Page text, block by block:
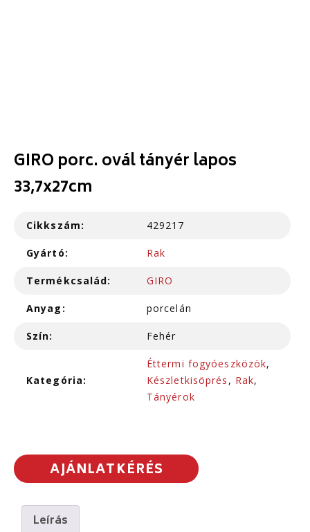
GIRO porc. ovál tányér lapos
33,7x27cm
Cikkszám: 429217
Gyártó: Rak
Termékcsalád: GIRO
Anyag: porcelán
Szín: Fehér
Kategória:
Éttermi fogyóeszközök,
Készletkisöprés , Rak,
Tányérok
AJÁNLATKÉRÉS
Leírás